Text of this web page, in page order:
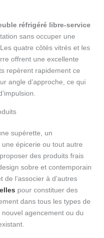
réfrigéré libre-service
sans occuper une
quatre côtés vitrés et les
offrent une excellente
repèrent rapidement ce
angle d’approche, ce qui
supérette, un
épicerie ou tout autre
des produits frais
sobre et contemporain
de l’associer à d’autres
pour constituer des
dans tous les types de
nouvel agencement ou du